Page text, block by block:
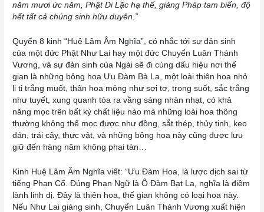
năm mươi ức năm, Phật Di Lặc hạ thế, giảng Pháp tam biến, độ
hết tất cả chúng sinh hữu duyên.”
Quyển 8 kinh “Huệ Lâm Âm Nghĩa”, có nhắc tới sự đản sinh
của một đức Phật Như Lai hay một đức Chuyển Luân Thánh
Vương, và sự đản sinh của Ngài sẽ đi cùng dấu hiệu nơi thế
gian là những bông hoa Ưu Đàm Bà La, một loài thiên hoa nhỏ
li ti trắng muốt, thân hoa mỏng như sợi tơ, trong suốt, sắc trắng
như tuyết, xung quanh tỏa ra vầng sáng nhàn nhạt, có khả
năng mọc trên bất kỳ chất liệu nào mà những loài hoa thông
thường không thể mọc được như đồng, sắt thép, thủy tinh, keo
dán, trái cây, thực vật, và những bông hoa này cũng được lưu
giữ đến hàng năm không phai tàn…
Kinh Huệ Lâm Âm Nghĩa viết: “Ưu Đàm Hoa, là lược dịch sai từ
tiếng Phạn Cổ. Đúng Phạn Ngữ là Ô Đàm Bạt La, nghĩa là điềm
lành linh dị. Đây là thiên hoa, thế gian không có loại hoa này.
Nếu Như Lai giáng sinh, Chuyển Luân Thánh Vương xuất hiện